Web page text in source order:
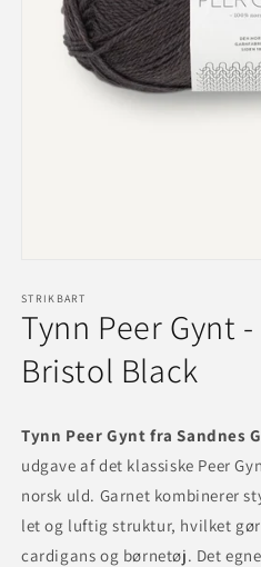
1
i
modus
STRIKBART
Tynn Peer Gynt
Bristol Black
Tynn Peer Gynt fra Sandnes
udgave af det klassiske Peer
norsk uld. Garnet kombinerer
let og luftig struktur, hvilket
cardigans og børnetøj. Det